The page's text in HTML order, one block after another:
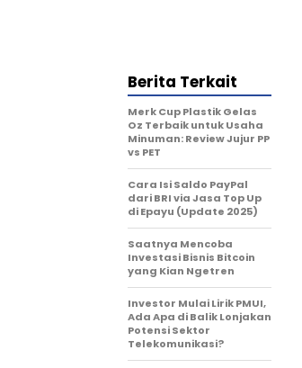
Berita Terkait
Merk Cup Plastik Gelas
Oz Terbaik untuk Usaha
Minuman: Review Jujur PP
vs PET
Cara Isi Saldo PayPal
dari BRI via Jasa Top Up
di Epayu (Update 2025)
Saatnya Mencoba
Investasi Bisnis Bitcoin
yang Kian Ngetren
Investor Mulai Lirik PMUI,
Ada Apa di Balik Lonjakan
Potensi Sektor
Telekomunikasi?